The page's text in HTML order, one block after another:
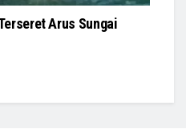
Arus Sungai